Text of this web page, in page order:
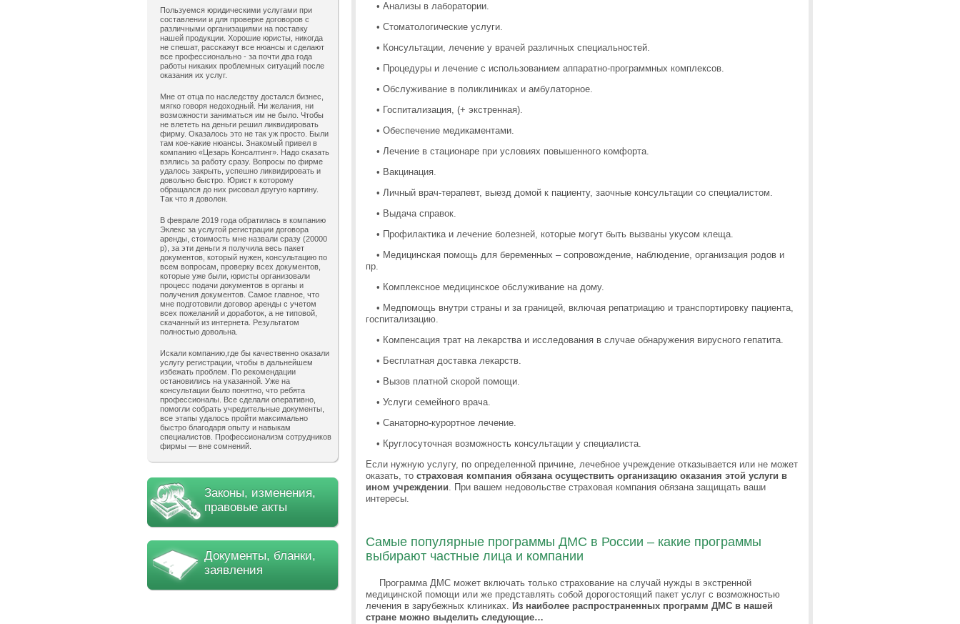
Пользуемся юридическими услугами при
составлении и для проверке договоров с
различными организациями на поставку
нашей продукции. Хорошие юристы, никогда
не спешат, расскажут все нюансы и сделают
все профессионально - за почти два года
работы никаких проблемных ситуаций после
оказания их услуг.
Мне от отца по наследству достался бизнес,
мягко говоря недоходный. Ни желания, ни
возможности заниматься им не было. Чтобы
не влететь на деньги решил ликвидировать
фирму. Оказалось это не так уж просто. Были
там кое-какие нюансы. Знакомый привел в
компанию «Цезарь Консалтинг». Надо сказать
взялись за работу сразу. Вопросы по фирме
удалось закрыть, успешно ликвидировать и
довольно быстро. Юрист к которому
обращался до них рисовал другую картину.
Так что я доволен.
В феврале 2019 года обратилась в компанию
Эклекс за услугой регистрации договора
аренды, стоимость мне назвали сразу (20000
р), за эти деньги я получила весь пакет
документов, который нужен, консультацию по
всем вопросам, проверку всех документов,
которые уже были, юристы организовали
процесс подачи документов в органы и
получения документов. Самое главное, что
мне подготовили договор аренды с учетом
всех пожеланий и доработок, а не типовой,
скачанный из интернета. Результатом
полностью довольна.
Искали компанию,где бы качественно оказали
услугу регистрации, чтобы в дальнейшем
избежать проблем. По рекомендации
остановились на указанной. Уже на
консультации было понятно, что ребята
профессионалы. Все сделали оперативно,
помогли собрать учредительные документы,
все этапы удалось пройти максимально
быстро благодаря опыту и навыкам
специалистов. Профессионализм сотрудников
фирмы — вне сомнений.
Законы, изменения,
правовые акты
Документы, бланки,
заявления
• Анализы в лаборатории.
• Стоматологические услуги.
• Консультации, лечение у врачей различных специальностей.
• Процедуры и лечение с использованием аппаратно-программных комплексов.
• Обслуживание в поликлиниках и амбулаторное.
• Госпитализация, (+ экстренная).
• Обеспечение медикаментами.
• Лечение в стационаре при условиях повышенного комфорта.
• Вакцинация.
• Личный врач-терапевт, выезд домой к пациенту, заочные консультации со специалистом.
• Выдача справок.
• Профилактика и лечение болезней, которые могут быть вызваны укусом клеща.
• Медицинская помощь для беременных – сопровождение, наблюдение, организация родов и
пр.
• Комплексное медицинское обслуживание на дому.
• Медпомощь внутри страны и за границей, включая репатриацию и транспортировку пациента,
госпитализацию.
• Компенсация трат на лекарства и исследования в случае обнаружения вирусного гепатита.
• Бесплатная доставка лекарств.
• Вызов платной скорой помощи.
• Услуги семейного врача.
• Санаторно-курортное лечение.
• Круглосуточная возможность консультации у специалиста.
Если нужную услугу, по определенной причине, лечебное учреждение отказывается или не может
оказать, то страховая компания обязана осуществить организацию оказания этой услуги в
ином учреждении. При вашем недовольстве страховая компания обязана защищать ваши
интересы.
Самые популярные программы ДМС в России – какие программы
выбирают частные лица и компании
Программа ДМС может включать только страхование на случай нужды в экстренной
медицинской помощи или же представлять собой дорогостоящий пакет услуг с возможностью
лечения в зарубежных клиниках. Из наиболее распространенных программ ДМС в нашей
стране можно выделить следующие…